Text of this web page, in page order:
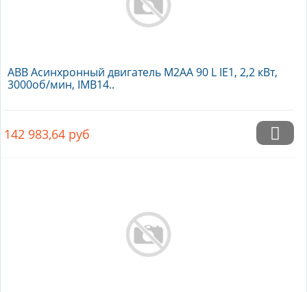
ABB Асинхронный двигатель M2AA 90 L IE1, 2,2 кВт,
3000об/мин, IMB14..
142 983,64 руб